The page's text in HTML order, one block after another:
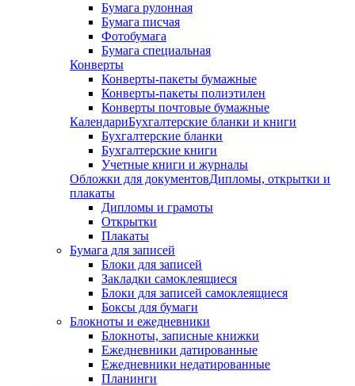
Бумага рулонная
Бумага писчая
Фотобумага
Бумага специальная
Конверты
Конверты-пакеты бумажные
Конверты-пакеты полиэтилен
Конверты почтовые бумажные
КалендариБухгалтерские бланки и книги
Бухгалтерские бланки
Бухгалтерские книги
Учетные книги и журналы
Обложки для документовДипломы, открытки и
плакаты
Дипломы и грамоты
Открытки
Плакаты
Бумага для записей
Блоки для записей
Закладки самоклеящиеся
Блоки для записей самоклеящиеся
Боксы для бумаги
Блокноты и ежедневники
Блокноты, записные книжки
Ежедневники датированные
Ежедневники недатированные
Планинги